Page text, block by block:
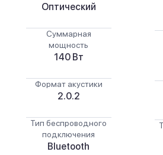
Оптический
Суммарная
мощность
140 Вт
Формат акустики
2.0.2
Тип беспроводного
подключения
Bluetooth